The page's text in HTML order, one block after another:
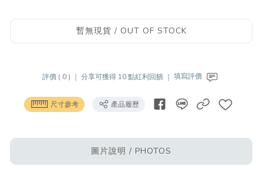
暫無現貨 / OUT OF STOCK
評價 ( 0 ) ｜分享可獲得 10 點紅利回饋 ｜填寫評價
尺寸參考 產品履歷
圖片說明 / PHOTOS